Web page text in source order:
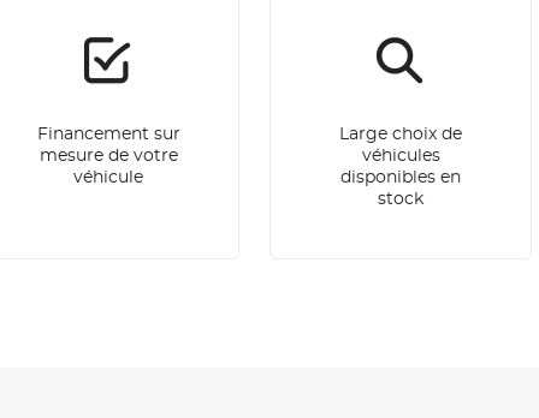
Financement sur
mesure de votre
véhicule
Large choix de
véhicules
disponibles en
stock